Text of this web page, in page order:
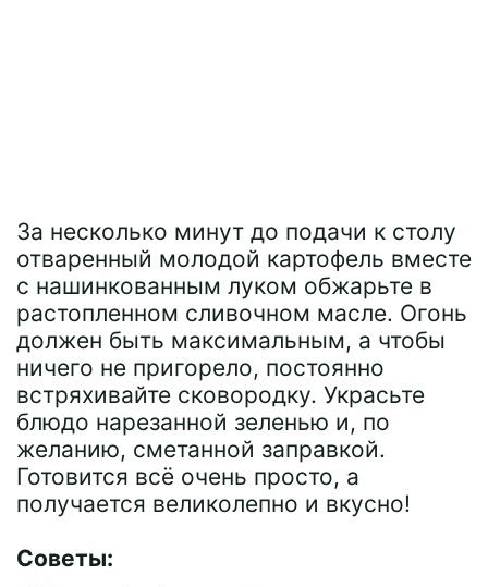
За несколько минут до подачи к столу
отваренный молодой картофель вместе
с нашинкованным луком обжарьте в
растопленном сливочном масле. Огонь
должен быть максимальным, а чтобы
ничего не пригорело, постоянно
встряхивайте сковородку. Украсьте
блюдо нарезанной зеленью и, по
желанию, сметанной заправкой.
Готовится всё очень просто, а
получается великолепно и вкусно!
Советы: